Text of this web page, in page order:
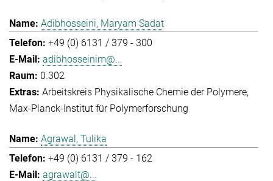
Adibhosseini, Maryam Sadat
+49 (0) 6131 / 379 - 300
adibhosseinim@...
0.302
Arbeitskreis Physikalische Chemie der Polymere
Max-Planck-Institut für Polymerforschung
Agrawal, Tulika
+49 (0) 6131 / 379 - 162
agrawalt@...